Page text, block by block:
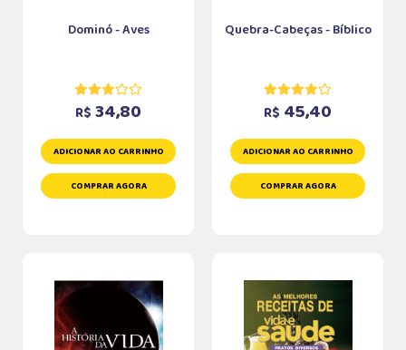
Dominó - Aves
R$ 34,80
ADICIONAR AO CARRINHO
COMPRAR AGORA
Quebra-Cabeças - Bíblico
R$ 45,40
ADICIONAR AO CARRINHO
COMPRAR AGORA